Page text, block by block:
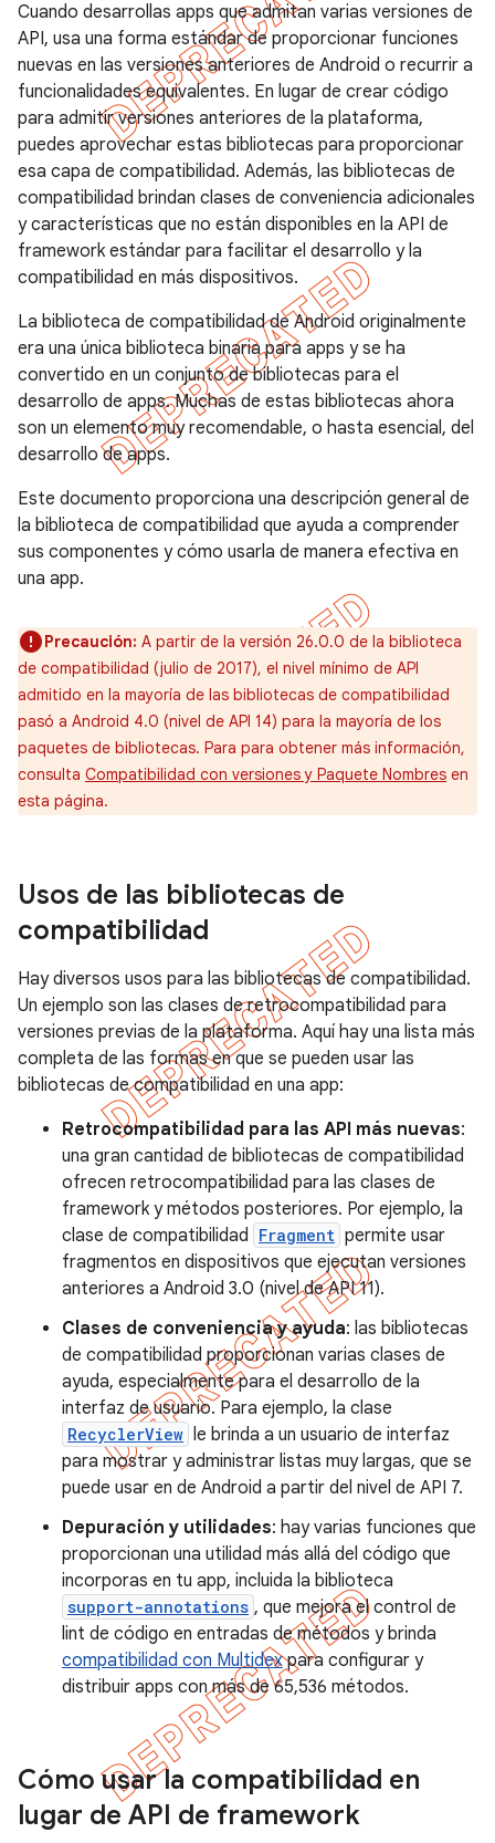
Cuando desarrollas apps que admitan varias versiones de
API, usa una forma estándar de proporcionar funciones
nuevas en las versiones anteriores de Android o recurrir a
funcionalidades equivalentes. En lugar de crear código
para admitir versiones anteriores de la plataforma,
puedes aprovechar estas bibliotecas para proporcionar
esa capa de compatibilidad. Además, las bibliotecas de
compatibilidad brindan clases de conveniencia adicionales
y características que no están disponibles en la API de
framework estándar para facilitar el desarrollo y la
compatibilidad en más dispositivos.
La biblioteca de compatibilidad de Android originalmente
era una única biblioteca binaria para apps y se ha
convertido en un conjunto de bibliotecas para el
desarrollo de apps. Muchas de estas bibliotecas ahora
son un elemento muy recomendable, o hasta esencial, del
desarrollo de apps.
Este documento proporciona una descripción general de
la biblioteca de compatibilidad que ayuda a comprender
sus componentes y cómo usarla de manera efectiva en
una app.
Precaución: A partir de la versión 26.0.0 de la biblioteca
de compatibilidad (julio de 2017), el nivel mínimo de API
admitido en la mayoría de las bibliotecas de compatibilidad
pasó a Android 4.0 (nivel de API 14) para la mayoría de los
paquetes de bibliotecas. Para para obtener más información,
consulta Compatibilidad con versiones y Paquete Nombres en
esta página.
Usos de las bibliotecas de
compatibilidad
Hay diversos usos para las bibliotecas de compatibilidad.
Un ejemplo son las clases de retrocompatibilidad para
versiones previas de la plataforma. Aquí hay una lista más
completa de las formas en que se pueden usar las
bibliotecas de compatibilidad en una app:
Retrocompatibilidad para las API más nuevas:
una gran cantidad de bibliotecas de compatibilidad
ofrecen retrocompatibilidad para las clases de
framework y métodos posteriores. Por ejemplo, la
clase de compatibilidad Fragment permite usar
fragmentos en dispositivos que ejecutan versiones
anteriores a Android 3.0 (nivel de API 11).
Clases de conveniencia y ayuda: las bibliotecas
de compatibilidad proporcionan varias clases de
ayuda, especialmente para el desarrollo de la
interfaz de usuario. Para ejemplo, la clase
RecyclerView le brinda a un usuario de interfaz
para mostrar y administrar listas muy largas, que se
puede usar en de Android a partir del nivel de API 7.
Depuración y utilidades: hay varias funciones que
proporcionan una utilidad más allá del código que
incorporas en tu app, incluida la biblioteca
support-annotations , que mejora el control de
lint de código en entradas de métodos y brinda
compatibilidad con Multidexpara configurar y
distribuir apps con más de 65,536 métodos.
Cómo usar la compatibilidad en
lugar de API de framework